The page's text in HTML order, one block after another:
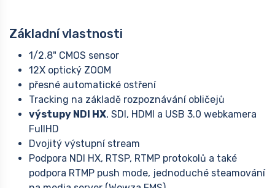
Základní vlastnosti
1/2.8" CMOS sensor
12X optický ZOOM
přesné automatické ostření
Tracking na základě rozpoznávání obličejů
výstupy NDI HX, SDI, HDMI a USB 3.0 webkamera
FullHD
Dvojitý výstupní stream
Podpora NDI HX, RTSP, RTMP protokolů a také
podpora RTMP push mode, jednoduché steamování